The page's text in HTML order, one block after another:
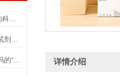
解码“绿色动力”：纤维素试剂盒的科学逻辑
详情介绍